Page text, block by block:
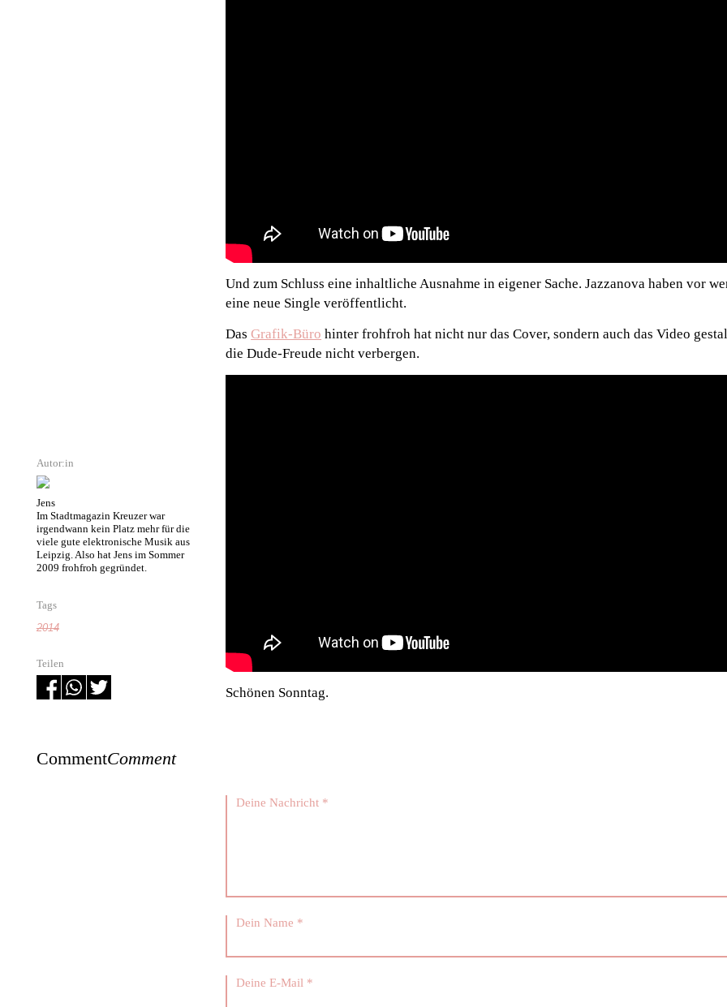
Autor:in
Jens
Im Stadtmagazin Kreuzer war
irgendwann kein Platz mehr für die
viele gute elektronische Musik aus
Leipzig. Also hat Jens im Sommer
2009 frohfroh gegründet.
Tags
2014
Teilen
Und zum Schluss eine inhaltliche Ausnahme in eigener Sache. Jazzanova haben vor
eine neue Single veröffentlicht.
DasGrafik-Büro hinter frohfroh hat nicht nur das Cover, sondern auch das Video
die Dude-Freude nicht verbergen.
Schönen Sonntag.
CommentComment